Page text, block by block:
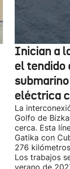
Inician a
el tendido
submarino
eléctrica
La
Golfo de
cerca. Esta
Gatika con
276
Los trabajos
verano de